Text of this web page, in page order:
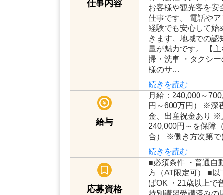
【契約期間】 期間の
岐阜県最古の老舗タ
株式会社でタクシー
お客様や観光客を
仕事です。 電話や
経験でも安心して始
きます。地域での認
量が魅力です。 【
掃・洗車 ・タクシー
様のサ…
続きを読む
給与
月給：240,000～
円～600万円） ※深
金、出産祝金あり
240,000円～を保障
合） ※働き方次第